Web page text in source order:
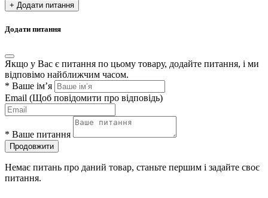
+ Додати питання
Додати питання
Якщо у Вас є питання по цьому товару, додайте питання, і ми
відповімо найближчим часом.
* Ваше ім’я
Email (Щоб повідомити про відповідь)
* Ваше питання
Продовжити
Немає питань про даний товар, станьте першим і задайте своє
питання.